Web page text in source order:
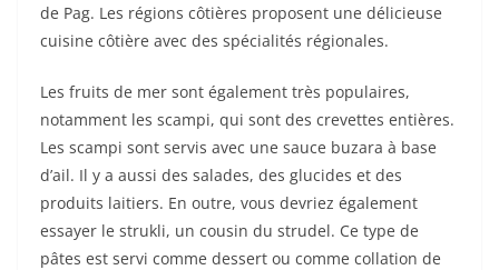
de Pag. Les régions côtières proposent une délicieuse
cuisine côtière avec des spécialités régionales.
Les fruits de mer sont également très populaires,
notamment les scampi, qui sont des crevettes entières.
Les scampi sont servis avec une sauce buzara à base
d’ail. Il y a aussi des salades, des glucides et des
produits laitiers. En outre, vous devriez également
essayer le strukli, un cousin du strudel. Ce type de
pâtes est servi comme dessert ou comme collation de